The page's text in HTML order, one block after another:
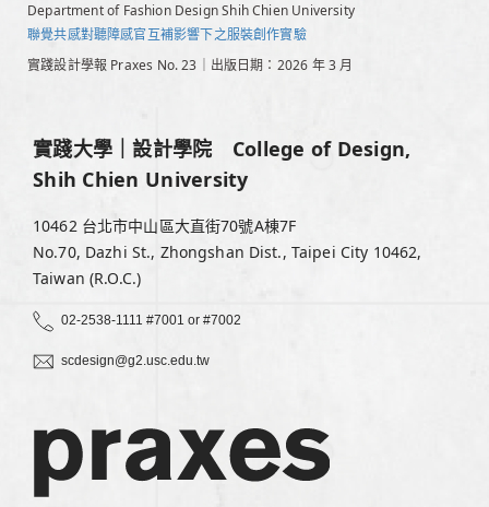
Department of Fashion Design Shih Chien University
聯覺共感對聽障感官互補影響下之服裝創作實驗
實踐設計學報 Praxes No. 23｜出版日期：2026 年 3 月
實踐大學｜設計學院 College of Design,
Shih Chien University
10462 台北市中山區大直街70號A棟7F
No.70, Dazhi St., Zhongshan Dist., Taipei City 10462,
Taiwan (R.O.C.)
02-2538-1111 #7001 or #7002
scdesign@g2.usc.edu.tw